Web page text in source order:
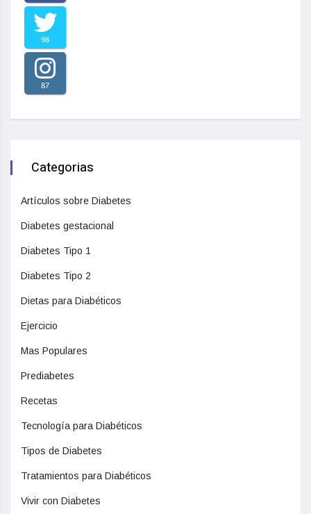
98
87
Categorias
Artículos sobre Diabetes
Diabetes gestacional
Diabetes Tipo 1
Diabetes Tipo 2
Dietas para Diabéticos
Ejercicio
Mas Populares
Prediabetes
Recetas
Tecnología para Diabéticos
Tipos de Diabetes
Tratamientos para Diabéticos
Vivir con Diabetes